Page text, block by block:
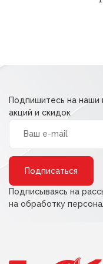
Подпишитесь на наши
акций и скидок
Подписываясь на
на обработку